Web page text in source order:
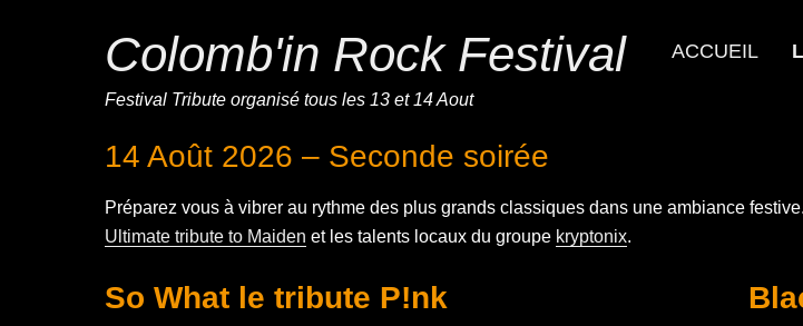
Colomb'in Rock Festival
Festival Tribute organisé tous les 13 et 14 Aout
ACCUEIL
14 Août 2026 – Seconde soirée
Préparez vous à vibrer au rythme des plus grands classiques dans une ambiance festive.
Ultimate tribute to Maiden et les talents locaux du groupe kryptonix.
So What le tribute P!nk